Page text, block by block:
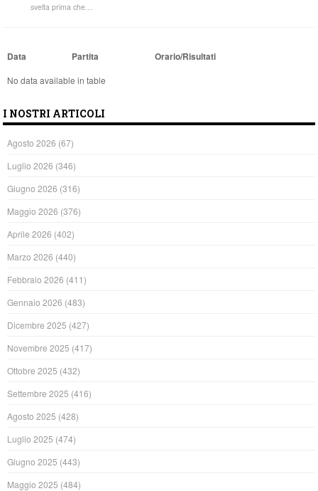
svelta prima che…
Data Partita Orario/Risultati
No data available in table
I NOSTRI ARTICOLI
Agosto 2026 (67)
Luglio 2026 (346)
Giugno 2026 (316)
Maggio 2026 (376)
Aprile 2026 (402)
Marzo 2026 (440)
Febbraio 2026 (411)
Gennaio 2026 (483)
Dicembre 2025 (427)
Novembre 2025 (417)
Ottobre 2025 (432)
Settembre 2025 (416)
Agosto 2025 (428)
Luglio 2025 (474)
Giugno 2025 (443)
Maggio 2025 (484)